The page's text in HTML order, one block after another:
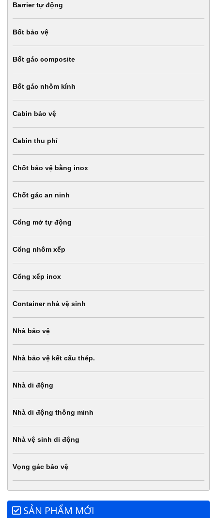
Barrier tự động
Bốt bảo vệ
Bốt gác composite
Bốt gác nhôm kính
Cabin bảo vệ
Cabin thu phí
Chốt bảo vệ bằng inox
Chốt gác an ninh
Cổng mở tự động
Cổng nhôm xếp
Cổng xếp inox
Container nhà vệ sinh
Nhà bảo vệ
Nhà bảo vệ kết cấu thép.
Nhà di động
Nhà di động thông minh
Nhà vệ sinh di động
Vọng gác bảo vệ
SẢN PHẨM MỚI